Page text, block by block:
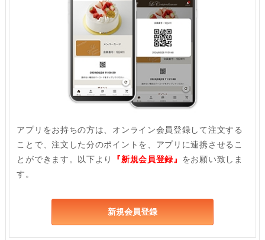
アプリをお持ちの方は、オンライン会員登録して注文する
ことで、注文した分のポイントを、アプリに連携させるこ
とができます。以下より 『新規会員登録』 をお願い致しま
す。
新規会員登録